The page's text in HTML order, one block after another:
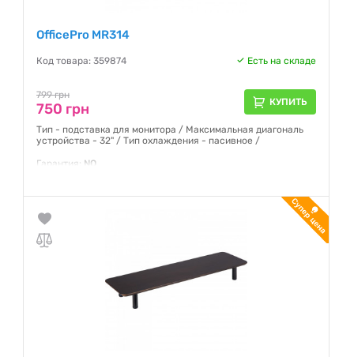
OfficePro MR314
Код товара: 359874 Есть на складе
799 грн
750 грн КУПИТЬ
Тип - подставка для монитора / Максимальная диагональ
устройства - 32" / Тип охлаждения - пасивное /
Гарантия: NO